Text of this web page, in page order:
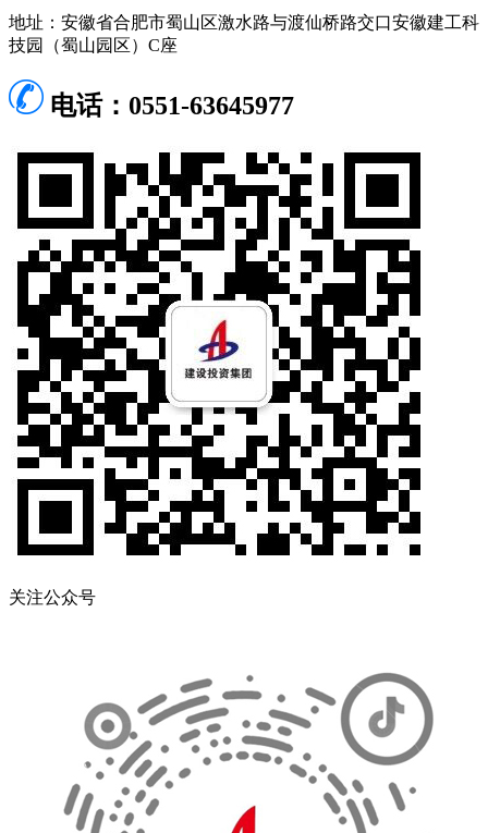
地址：安徽省合肥市蜀山区激水路与渡仙桥路交口安徽建工科
技园（蜀山园区）C座
电话：0551-63645977
关注公众号